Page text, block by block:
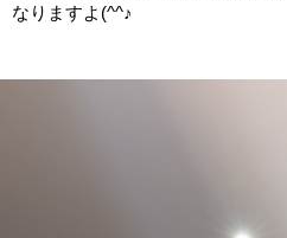
なりますよ(^^♪